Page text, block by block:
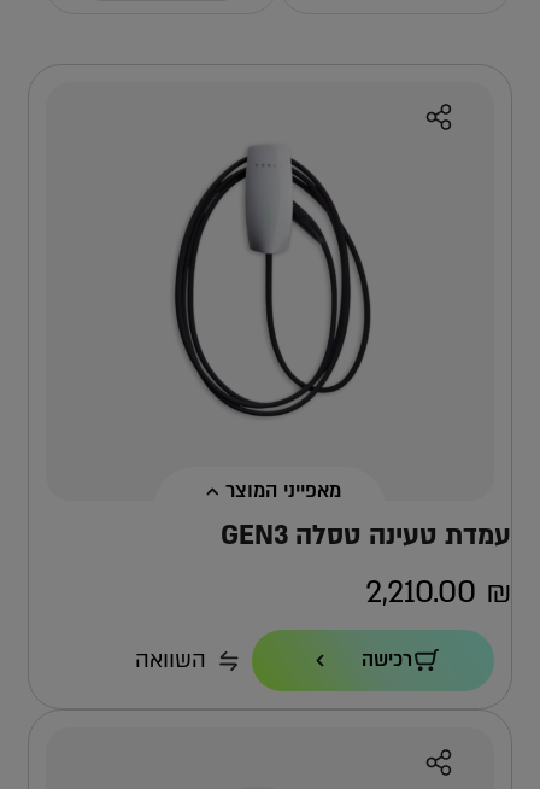
מאפייני המוצר
עמדת טעינה טסלה GEN3
2,210.00 ₪
הספק טעינה
22KW
רכישה השוואה